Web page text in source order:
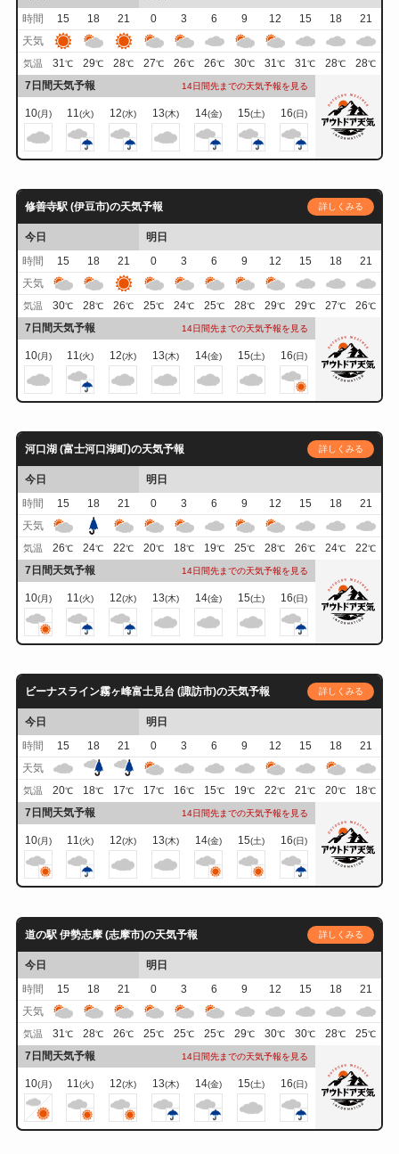
時間
15 18 21 0 3 6 9 12 15 18
21
天気
気温 31℃ 29℃ 28℃ 27℃ 26℃ 26℃ 30℃ 31℃ 31℃ 28℃ 28℃
7日間天気予報 14日間先までの天気予報を見る
10(月) 11(火) 12(水) 13(木) 14(金) 15(土) 16(日)
修善寺駅 (伊豆市)の天気予報 詳しくみる
今日
明日
時間
15 18 21 0 3 6 9 12 15 18
21
天気
気温 30℃ 28℃ 26℃ 25℃ 24℃ 25℃ 28℃ 29℃ 29℃ 27℃ 26℃
7日間天気予報 14日間先までの天気予報を見る
10(月) 11(火) 12(水) 13(木) 14(金) 15(土) 16(日)
河口湖 (富士河口湖町)の天気予報 詳しくみる
今日
明日
時間
15 18 21 0 3 6 9 12 15 18
21
天気
気温 26℃ 24℃ 22℃ 20℃ 18℃ 19℃ 25℃ 28℃ 26℃ 24℃ 22℃
7日間天気予報 14日間先までの天気予報を見る
10(月) 11(火) 12(水) 13(木) 14(金) 15(土) 16(日)
ビーナスライン霧ヶ峰富士見台 (諏訪市)の天気予報 詳しくみる
今日
明日
時間
15 18 21 0 3 6 9 12 15 18
21
天気
気温 20℃ 18℃ 17℃ 17℃ 16℃ 15℃ 19℃ 22℃ 21℃ 20℃ 18℃
7日間天気予報 14日間先までの天気予報を見る
10(月) 11(火) 12(水) 13(木) 14(金) 15(土) 16(日)
道の駅 伊勢志摩 (志摩市)の天気予報 詳しくみる
今日
明日
時間
15 18 21 0 3 6 9 12 15 18
21
天気
気温 31℃ 28℃ 26℃ 25℃ 25℃ 25℃ 29℃ 30℃ 30℃ 28℃ 25℃
7日間天気予報 14日間先までの天気予報を見る
10(月) 11(火) 12(水) 13(木) 14(金) 15(土) 16(日)